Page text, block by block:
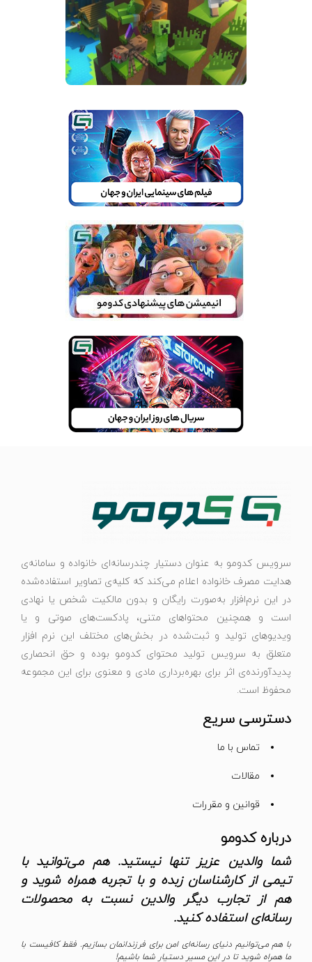
سرویس کدومو به عنوان دستیار چندرسانه‌ای خانواده و سامانه‌ی
هدایت مصرف خانواده اعلام می‌کند که کلیه‌ی تصاویر استفاده‌شده
در این نرم‌افزار به‌صورت رایگان و بدون مالکیت شخص یا نهادی
است و همچنین محتواهای متنی، پادکست‌های صوتی و یا
ویدیوهای تولید و ثبت‌شده در بخش‌های مختلف این نرم افزار
متعلق به سرویس تولید محتوای کدومو بوده و حق انحصاری
پدیدآورنده‌ی اثر برای بهره‌برداری مادی و معنوی برای این مجموعه
محفوظ است.
دسترسی سریع
تماس با ما
مقالات
قوانین و مقررات
درباره کدومو
شما والدین عزیز تنها نیستید. هم می‌توانید با
تیمی از کارشناسان زبده و با تجربه همراه شوید و
هم از تجارب دیگر والدین نسبت به محصولات
رسانه‌ای استفاده کنید.
با هم می‌توانیم دنیای رسانه‌ای امن برای فرزندانمان بسازیم. فقط کافیست با
ما همراه شوید تا در این مسیر دستیار شما باشیم!